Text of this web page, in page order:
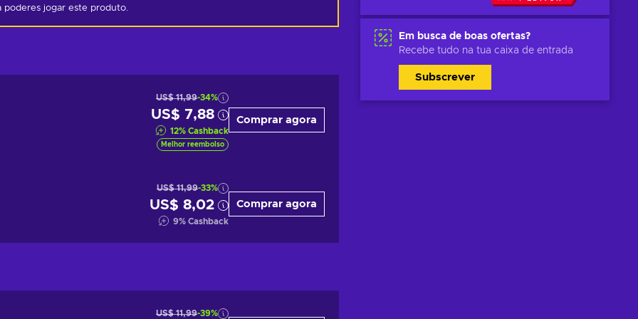
Em busca de boas ofertas?
Recebe tudo na tua caixa de entrada
Subscrever
poderes jogar este produto.
US$ 11,99-34%
US$ 7,88
12% Cashback
Melhor reembolso
Comprar agora
US$ 11,99-33%
US$ 8,02
9% Cashback
Comprar agora
US$ 11,99-39%